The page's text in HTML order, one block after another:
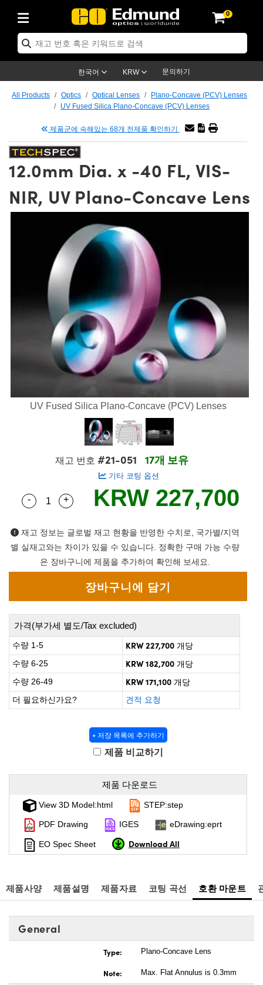
0
한국어 KRW 문의하기
Optics
Components
Sputtering) Coated Optics
Optics
신제품
System
and Breadboards
Objectives
Objectives
Targets
and Couplers
Direct Microscopes
and Electronics
Lenses
Magnification Lenses
Objectives
and Advanced
Accessories
Cameras
Cameras
Cameras
and Optomechanics
Interface Cameras
이트 & 조명
Accessories
Targets
Targets
Level Test Targets
& Detection
Solutions
and Roughness Standards
Components
and Detection
& Production
Handling Tools
Products
또는 제품생산
By Application
Imaging
Processing
Tomography
By Brand
Development Systems
Components
Gratings™
Components
Products
신제품
Lenses
and Detection
또는 제품생산
Products
Lenses
and Detection
and Production
Products
Lenses
and Detection
and Production
All Products Optics Optical Lenses
Plano-Concave (PCV) Lenses
UV Fused Silica Plano-Concave (PCV) Lenses
제품군에 속해있는 68개 전제품 확인하기
12.0mm Dia. x -40 FL, VIS-
NIR, UV Plano-Concave Lens
UV Fused Silica Plano-Concave (PCV) Lenses
재고 번호 #21-051 17개 보유
기타 코팅 옵션
Quantity Selector
- Use the plus and minus buttons to adjust the
+ KRW 227,700
재고 정보는 글로벌 재고 현황을 반영한 수치로, 국가별/지역
별 실재고와는 차이가 있을 수 있습니다. 정확한 구매 가능 수량
은 장바구니에 제품을 추가하여 확인해 보세요.
가격(부가세 별도/Tax excluded)
수량 1-5 KRW 227,700 개당
수량 6-25
KRW 182,700 개당
수량 26-49
KRW 171,100 개당
더 필요하신가요?
견적 요청
+ 저장 목록에 추가하기
제품 비교하기
제품 다운로드
View 3D Model:html STEP:step
PDF Drawing IGES eDrawing:eprt
EO Spec Sheet Download All
제품사양 제품설명 제품자료 코팅 곡선 호환 마운트
General
Type: Plano-Concave Lens
Note: Max. Flat Annulus is 0.3mm